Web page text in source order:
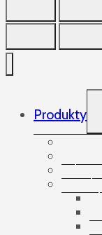
Produkty